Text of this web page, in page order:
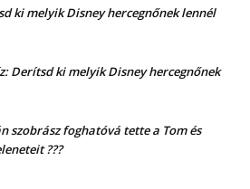
ki melyik Disney hercegnőnek lennél
Derítsd ki melyik Disney hercegnőnek
szobrász foghatóvá tette a Tom és
???